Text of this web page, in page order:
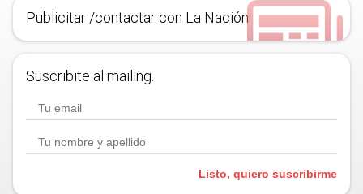
Publicitar /contactar con La Nación
Suscribite al mailing.
Listo, quiero suscribirme